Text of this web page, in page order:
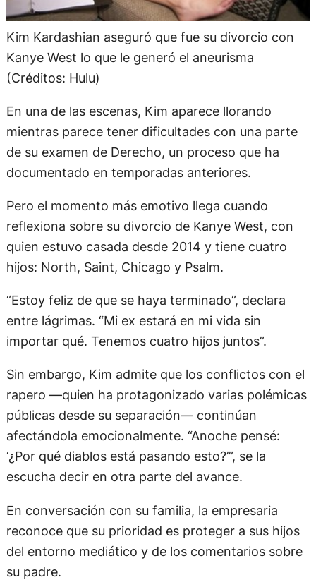
Kim Kardashian aseguró que fue su divorcio con
Kanye West lo que le generó el aneurisma
(Créditos: Hulu)
En una de las escenas, Kim aparece llorando
mientras parece tener dificultades con una parte
de su examen de Derecho, un proceso que ha
documentado en temporadas anteriores.
Pero el momento más emotivo llega cuando
reflexiona sobre su divorcio de Kanye West, con
quien estuvo casada desde 2014 y tiene cuatro
hijos: North, Saint, Chicago y Psalm.
“Estoy feliz de que se haya terminado”, declara
entre lágrimas. “Mi ex estará en mi vida sin
importar qué. Tenemos cuatro hijos juntos”.
Sin embargo, Kim admite que los conflictos con el
rapero —quien ha protagonizado varias polémicas
públicas desde su separación— continúan
afectándola emocionalmente. “Anoche pensé:
‘¿Por qué diablos está pasando esto?’”, se la
escucha decir en otra parte del avance.
En conversación con su familia, la empresaria
reconoce que su prioridad es proteger a sus hijos
del entorno mediático y de los comentarios sobre
su padre.